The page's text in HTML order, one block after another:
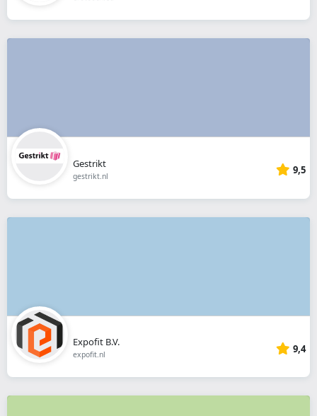
Gestrikt
gestrikt.nl 9,5
Expofit B.V.
expofit.nl 9,4